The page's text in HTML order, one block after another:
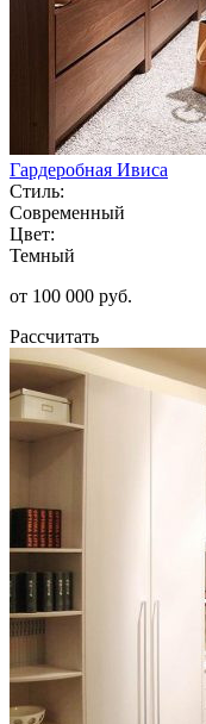
Гардеробная Ивиса
Стиль:
Современный
Цвет:
Темный
от 100 000 руб.
Рассчитать